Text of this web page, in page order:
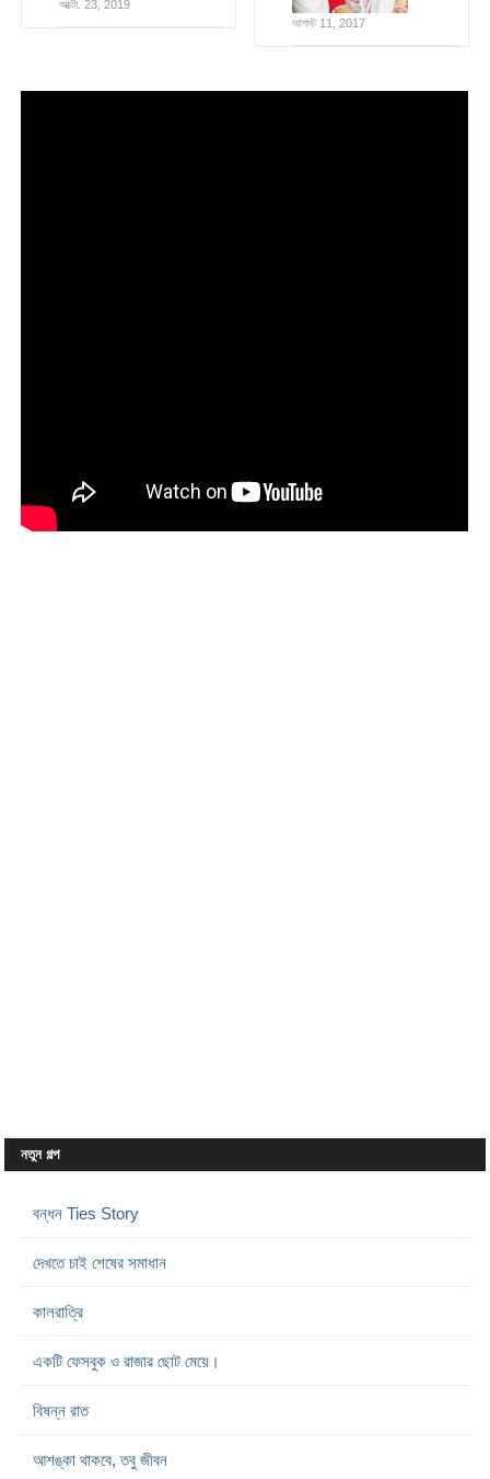
অক্টো. 23, 2019
আগস্ট 11, 2017
নতুন গল্প
বন্ধন Ties Story
দেখতে চাই শেষের সমাধান
কালরাত্রি
একটি ফেসবুক ও রাজার ছোট মেয়ে।
বিষন্ন রাত
আশঙ্কা থাকবে, তবু জীবন